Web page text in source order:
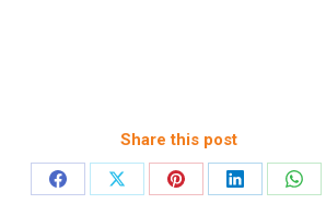
Share this post
PartagerPartagerPartagerPartager